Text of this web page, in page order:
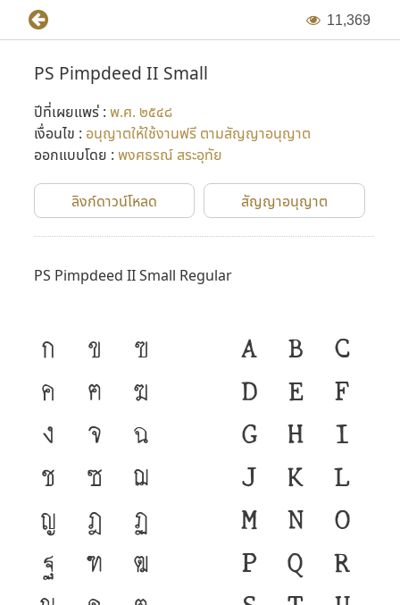
11,369
PS Pimpdeed II Small
ปีที่เผยแพร่ : พ.ศ. ๒๕๔๘
เงื่อนไข : อนุญาตให้ใช้งานฟรี ตามสัญญาอนุญาต
ออกแบบโดย : พงศธรณ์ สระอุทัย
ลิงก์ดาวน์โหลด สัญญาอนุญาต
PS Pimpdeed II Small Regular
ก ข ฃ
ค ฅ ฆ
ง จ ฉ
ช ซ ฌ
ญ ฎ ฏ
ฐ ฑ ฒ
A B C
D E F
G H I
J K L
M N O
P Q R